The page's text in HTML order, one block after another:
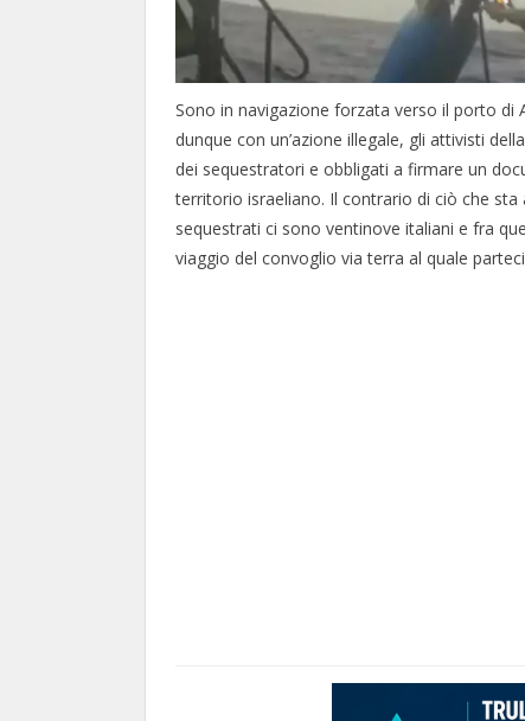
Sono in navigazione forzata verso il porto di
dunque con un’azione illegale, gli attivisti
dei sequestratori e obbligati a firmare un
territorio israeliano. Il contrario di ciò che sta
sequestrati ci sono ventinove italiani e fra
viaggio del convoglio via terra al quale